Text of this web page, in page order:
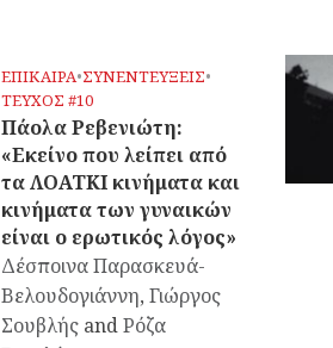
ΕΠΙΚΑΙΡΑ•ΣΥΝΕΝΤΕΥΞΕΙΣ•
ΤΕΥΧΟΣ #10
Πάολα Ρεβενιώτη:
«Εκείνο που λείπει από
τα ΛΟΑΤΚΙ κινήματα και
κινήματα των γυναικών
είναι ο ερωτικός λόγος»
Δέσποινα Παρασκευά-
Βελουδογιάννη, Γιώργος
ΣουβλήςandΡόζα